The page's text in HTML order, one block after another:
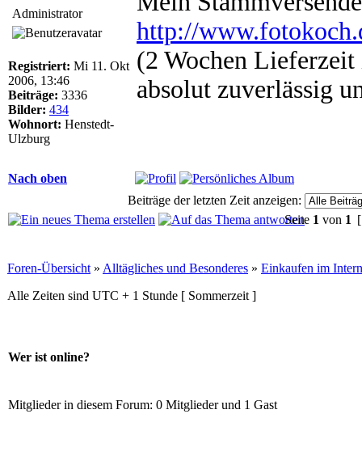
Administrator
Registriert: Mi 11. Okt
2006, 13:46
Beiträge: 3336
Bilder: 434
Wohnort: Henstedt-
Ulzburg
http://
(2 Wochen
absolut zuverlässig
Nach oben
Beiträge der letzten Zeit anzeigen:
Seite 1 von 1
Foren-Übersicht » Alltägliches und Besonderes » Einkaufen im
Alle Zeiten sind UTC + 1 Stunde [ Sommerzeit ]
Wer ist online?
Mitglieder in diesem Forum: 0 Mitglieder und 1 Gast